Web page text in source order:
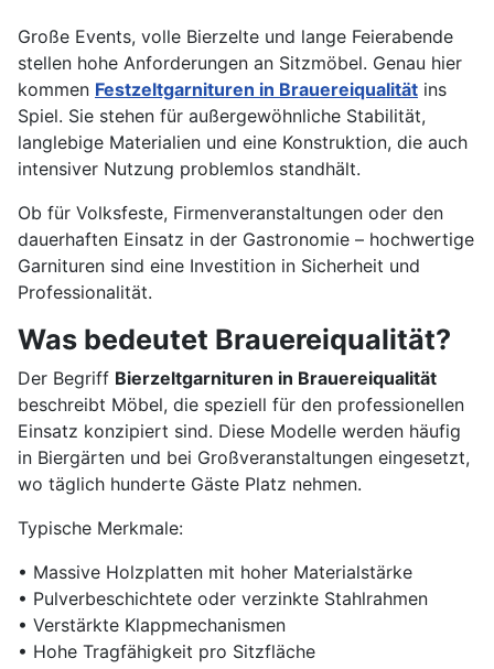
Große Events, volle Bierzelte und lange Feierabende
stellen hohe Anforderungen an Sitzmöbel. Genau hier
kommen Festzeltgarnituren in Brauereiqualität ins
Spiel. Sie stehen für außergewöhnliche Stabilität,
langlebige Materialien und eine Konstruktion, die auch
intensiver Nutzung problemlos standhält.
Ob für Volksfeste, Firmenveranstaltungen oder den
dauerhaften Einsatz in der Gastronomie – hochwertige
Garnituren sind eine Investition in Sicherheit und
Professionalität.
Was bedeutet Brauereiqualität?
Der Begriff Bierzeltgarnituren in Brauereiqualität
beschreibt Möbel, die speziell für den professionellen
Einsatz konzipiert sind. Diese Modelle werden häufig
in Biergärten und bei Großveranstaltungen eingesetzt,
wo täglich hunderte Gäste Platz nehmen.
Typische Merkmale:
• Massive Holzplatten mit hoher Materialstärke
• Pulverbeschichtete oder verzinkte Stahlrahmen
• Verstärkte Klappmechanismen
• Hohe Tragfähigkeit pro Sitzfläche